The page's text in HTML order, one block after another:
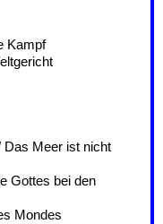
Kampf
Das Meer ist nicht
Gottes bei den
Mondes